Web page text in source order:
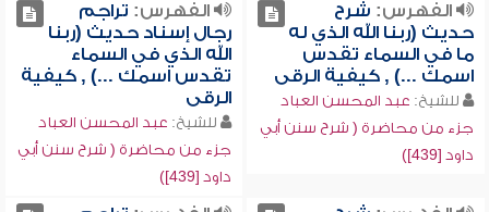
الفهرس: شرح
حديث (ربنا الله الذي له
ما في السماء تقدس
اسمك ...) , كيفية الرقى
للشيخ: عبد المحسن العباد
جزء من محاضرة ( شرح سنن أبي
داود [439])
الفهرس: تراجم
رجال إسناد حديث (ربنا
الله الذي في السماء
تقدس اسمك ...) , كيفية
الرقى
للشيخ: عبد المحسن العباد
جزء من محاضرة ( شرح سنن أبي
داود [439])